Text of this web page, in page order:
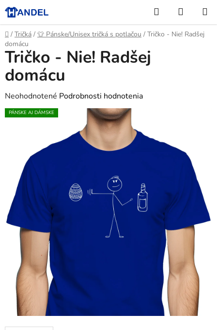
Prejsť
na
obsah
Hľadať
KOŠÍK
Domov
/ Tričká / 👕 Pánske/Unisex tričká s potlačou / Tričko - Nie! Radšej
domácu
Tričko - Nie! Radšej
domácu
Priemerné
hodnotenie
hviezdičiek.
Neohodnotené Podrobnosti hodnotenia
PÁNSKE AJ DÁMSKE